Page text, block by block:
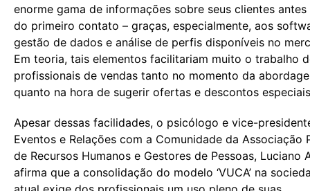
enorme gama de informações sobre seus clientes antes
do primeiro contato – graças, especialmente, aos
gestão de dados e análise de perfis disponíveis no
Em teoria, tais elementos facilitariam muito o trabalho
profissionais de vendas tanto no momento da
quanto na hora de sugerir ofertas e descontos
Apesar dessas facilidades, o psicólogo e vice-
Eventos e Relações com a Comunidade da Associação
de Recursos Humanos e Gestores de Pessoas, Luciano
afirma que a consolidação do modelo ‘VUCA’ na